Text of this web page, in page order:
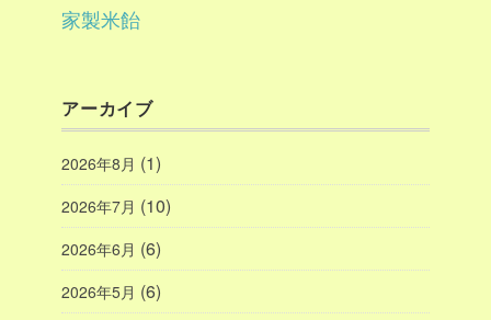
家製米飴
アーカイブ
2026年8月 (1)
2026年7月 (10)
2026年6月 (6)
2026年5月 (6)